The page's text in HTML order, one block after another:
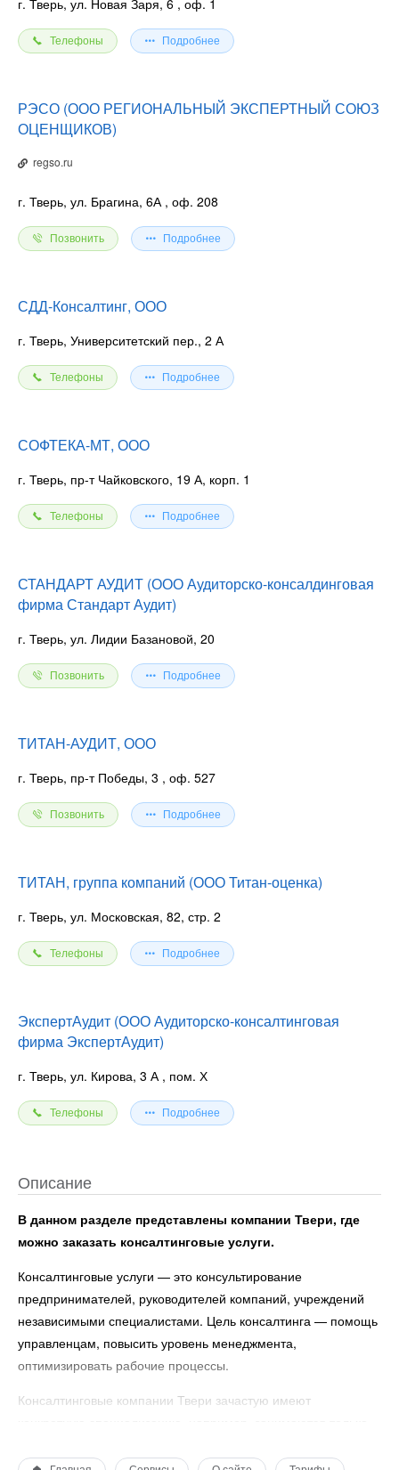
г. Тверь, ул. Новая Заря, 6 , оф. 1
Телефоны Подробнее
РЭСО (ООО РЕГИОНАЛЬНЫЙ ЭКСПЕРТНЫЙ СОЮЗ
ОЦЕНЩИКОВ)
regso.ru
г. Тверь, ул. Брагина, 6А , оф. 208
Позвонить Подробнее
СДД-Консалтинг, ООО
г. Тверь, Университетский пер., 2 А
Телефоны Подробнее
СОФТЕКА-МТ, ООО
г. Тверь, пр-т Чайковского, 19 А, корп. 1
Телефоны Подробнее
СТАНДАРТ АУДИТ (ООО Аудиторско-консалдинговая
фирма Стандарт Аудит)
г. Тверь, ул. Лидии Базановой, 20
Позвонить Подробнее
ТИТАН-АУДИТ, ООО
г. Тверь, пр-т Победы, 3 , оф. 527
Позвонить Подробнее
ТИТАН, группа компаний (ООО Титан-оценка)
г. Тверь, ул. Московская, 82, стр. 2
Телефоны Подробнее
ЭкспертАудит (ООО Аудиторско-консалтинговая
фирма ЭкспертАудит)
г. Тверь, ул. Кирова, 3 А , пом. Х
Телефоны Подробнее
Описание
В данном разделе представлены компании Твери, где
можно заказать консалтинговые услуги.
Консалтинговые услуги — это консультирование
предпринимателей, руководителей компаний, учреждений
независимыми специалистами. Цель консалтинга — помощь
управленцам, повысить уровень менеджмента,
оптимизировать рабочие процессы.
Консалтинговые компании Твери зачастую имеют